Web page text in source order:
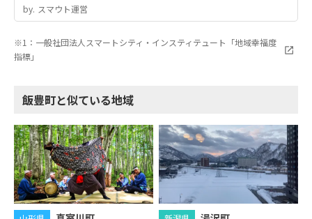
by.︎ スマウト運営
※1：一般社団法人スマートシティ・インスティテュート「地域幸福度
指標」
飯豊町と似ている地域